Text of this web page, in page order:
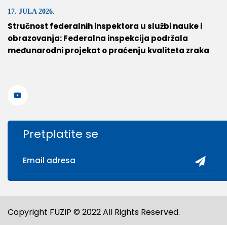
17. JULA 2026.
Stručnost federalnih inspektora u službi nauke i
obrazovanja: Federalna inspekcija podržala
međunarodni projekat o praćenju kvaliteta zraka
Pretplatite se
Copyright FUZIP © 2022 All Rights Reserved.